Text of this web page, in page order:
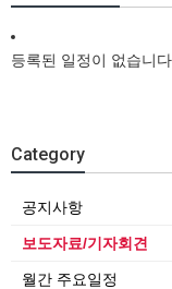
등록된 일정이 없습니다.
Category
공지사항
보도자료/기자회견
월간 주요일정